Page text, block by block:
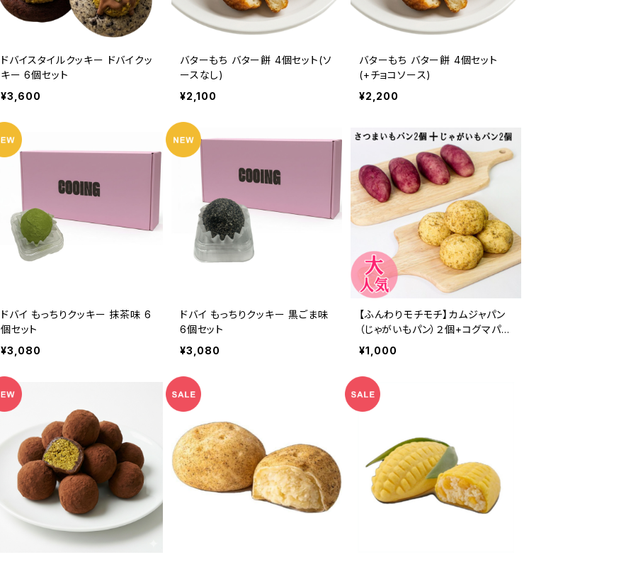
ドバイスタイルクッキー ドバイクッ
キー 6個セット
¥3,600
バターもち バター餅 4個セット(ソ
ースなし)
¥2,100
バターもち バター餅 4個セット
(+チョコソース)
¥2,200
ドバイ もっちりクッキー 抹茶味 6
個セット
¥3,080
ドバイ もっちりクッキー 黒ごま味
6個セット
¥3,080
【ふんわりモチモチ】カムジャパン
（じゃがいもパン）２個+コグマパン
（さつまいもパン）２個 韓国パン
詰め合わせ ベーカリー スイーツ
ギフト プレゼント お取り寄せ 人
気 新発売 大容量 高級 おやつ
¥1,000